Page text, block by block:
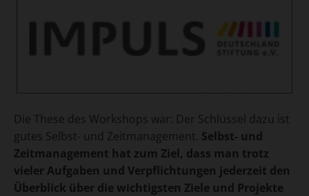
Die These des Workshops war: Der Schlüssel dazu ist
gutes Selbst- und Zeitmanagement. Selbst- und
Zeitmanagement hat zum Ziel, dass man trotz
vieler Aufgaben und Verpflichtungen jederzeit den
Überblick über die wichtigsten Ziele und Projekte